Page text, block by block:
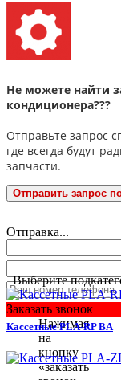
Не можете найти
кондиционера???
Отправьте запрос
где всегда будут
запчасти.
Отправить запрос
Отправка...
Заказать звонок
Нажимая
на
кнопку
«заказать
Выберите
Кассетные PLA-RP BA